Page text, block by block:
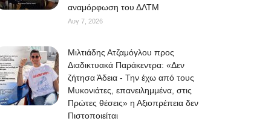
αναμόρφωση του ΔΛΤΜ
Αυγ 7, 2026
Μιλτιάδης Ατζαμόγλου προς
Διαδικτυακά Παράκεντρα: «Δεν
ζήτησα Άδεια - Την έχω από τους
Μυκονιάτες, επανειλημμένα, στις
Πρώτες θέσεις» η Αξιοπρέπεια δεν
Πιστοποιείται